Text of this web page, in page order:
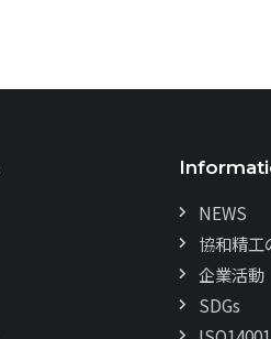
NEWS
協和精工
企業活動
SDGs